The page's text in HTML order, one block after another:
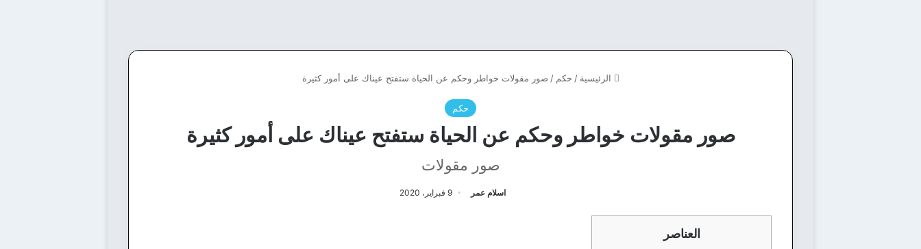
الرئيسية / حكم / صور مقولات خواطر وحكم عن الحياة ستفتح عيناك على أمور كثيرة
حكم
صور مقولات خواطر وحكم عن الحياة ستفتح عيناك على أمور كثيرة
صور مقولات
اسلام عمر 9 فبراير، 2020
العناصر